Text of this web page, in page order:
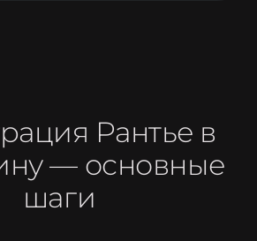
Рантье в
— основные
шаги